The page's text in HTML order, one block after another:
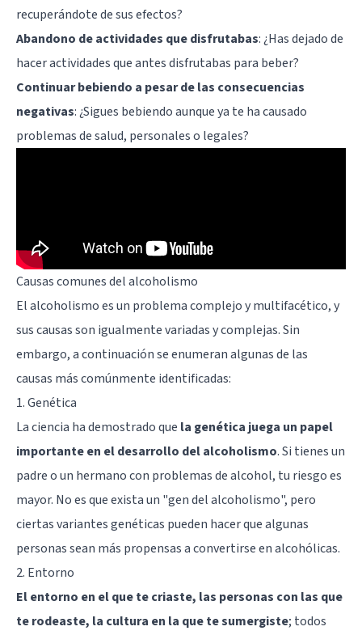
recuperándote de sus efectos?
Abandono de actividades que disfrutabas: ¿Has dejado de
hacer actividades que antes disfrutabas para beber?
Continuar bebiendo a pesar de las consecuencias
negativas: ¿Sigues bebiendo aunque ya te ha causado
problemas de salud, personales o legales?
Causas comunes del alcoholismo
El alcoholismo es un problema complejo y multifacético, y
sus causas son igualmente variadas y complejas. Sin
embargo, a continuación se enumeran algunas de las
causas más comúnmente identificadas:
1. Genética
La ciencia ha demostrado que la genética juega un papel
importante en el desarrollo del alcoholismo. Si tienes un
padre o un hermano con problemas de alcohol, tu riesgo es
mayor. No es que exista un "gen del alcoholismo", pero
ciertas variantes genéticas pueden hacer que algunas
personas sean más propensas a convertirse en alcohólicas.
2. Entorno
El entorno en el que te criaste, las personas con las que
te rodeaste, la cultura en la que te sumergiste; todos